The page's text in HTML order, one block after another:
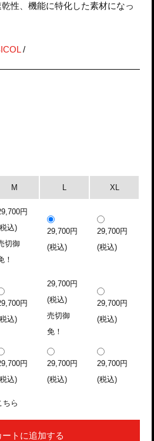
性、機能に特化した素材になっ
/
M L XL
円
込)
切御
！
29,700円
(税込)
29,700円
(税込)
円
込)
29,700円
(税込)
売切御
免！
29,700円
(税込)
円
込)
29,700円
(税込)
29,700円
(税込)
ちら
トに追加する